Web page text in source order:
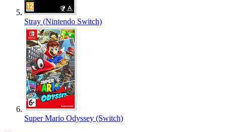
Stray (Nintendo Switch)
Super Mario Odyssey (Switch)